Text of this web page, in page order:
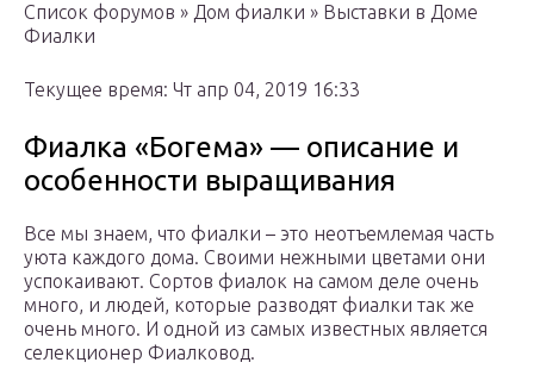
Список форумов » Дом фиалки » Выставки в Доме
Фиалки
Текущее время: Чт апр 04, 2019 16:33
Фиалка «Богема» — описание и
особенности выращивания
Все мы знаем, что фиалки – это неотъемлемая часть
уюта каждого дома. Своими нежными цветами они
успокаивают. Сортов фиалок на самом деле очень
много, и людей, которые разводят фиалки так же
очень много. И одной из самых известных является
селекционер Фиалковод.